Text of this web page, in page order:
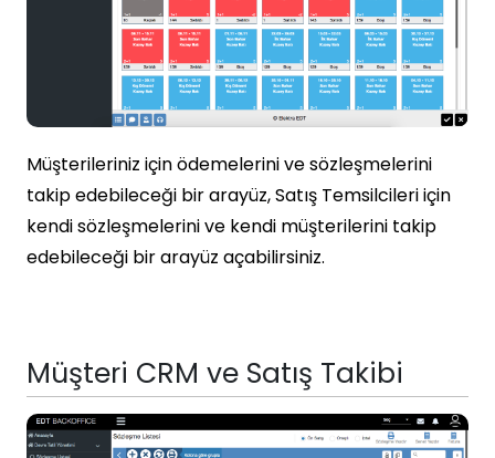
Müşterileriniz için ödemelerini ve sözleşmelerini
takip edebileceği bir arayüz, Satış Temsilcileri için
kendi sözleşmelerini ve kendi müşterilerini takip
edebileceği bir arayüz açabilirsiniz.
Müşteri CRM ve Satış Takibi